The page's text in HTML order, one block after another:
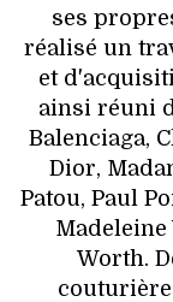
ses
réalisé un
et
ainsi réuni
Balenciaga,
Dior,
Patou, Paul
Worth.